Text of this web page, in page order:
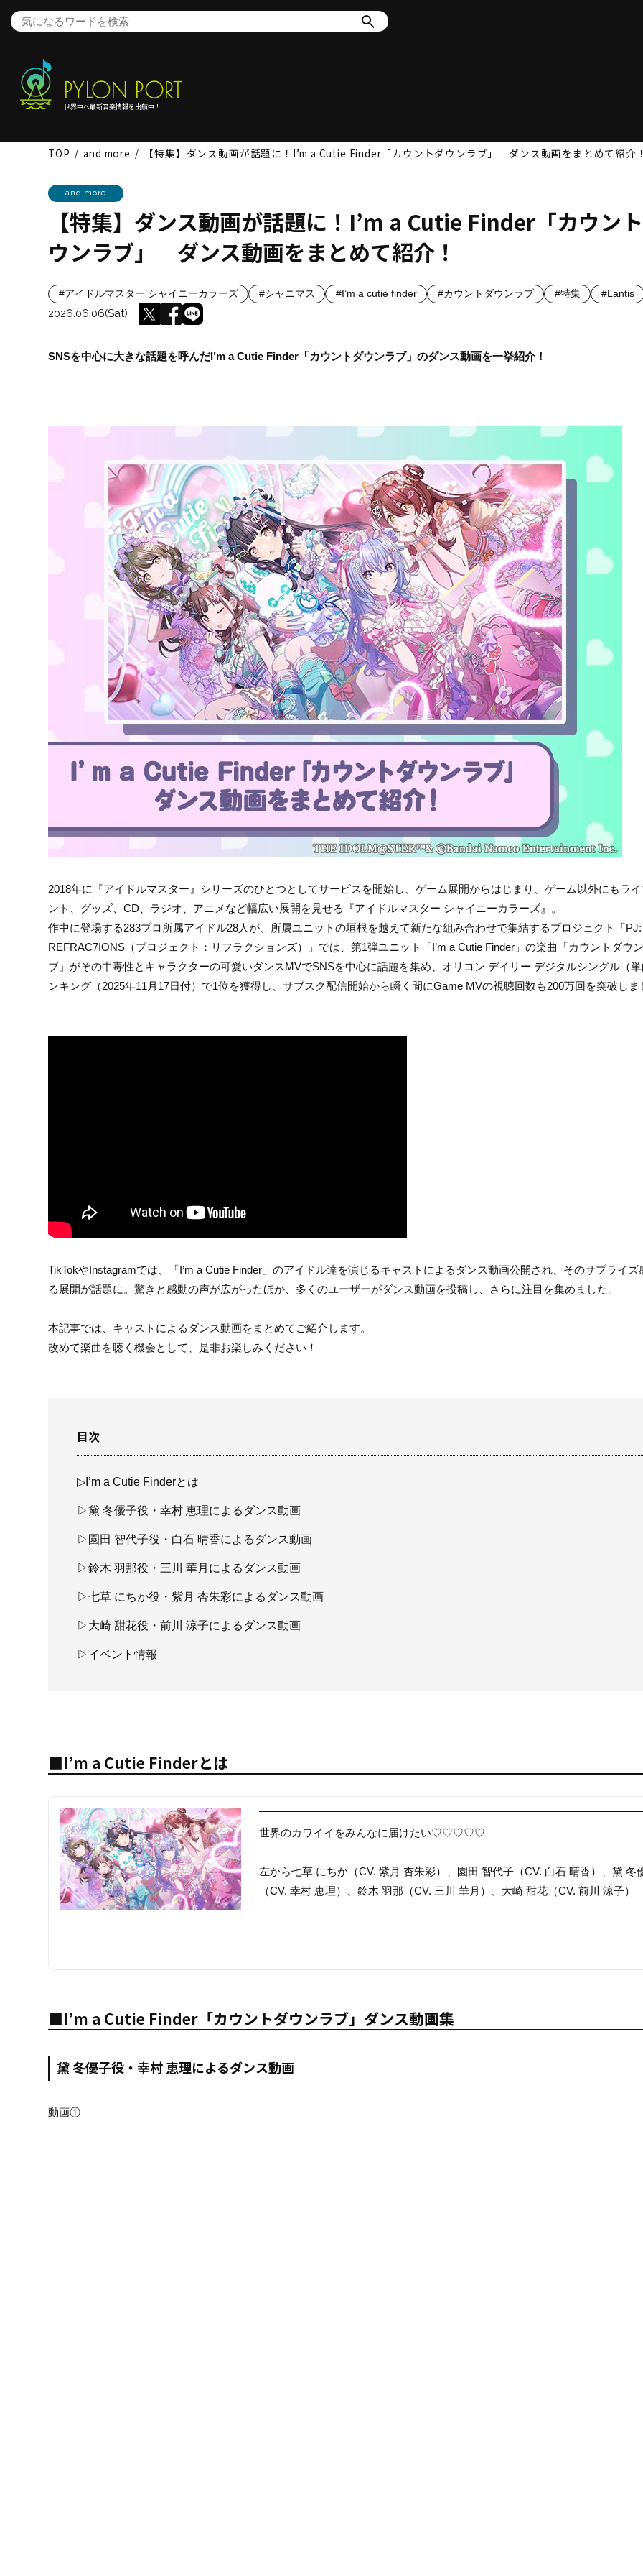
世界中へ最新音楽情報を出航中！
TOP and more 【特集】ダンス動画が話題に！I’m a Cutie Finder「カウントダウンラブ」 ダンス動画をまとめて紹介
and more
【特集】ダンス動画が話題に！I’m a Cutie Finder「カウン
ウンラブ」 ダンス動画をまとめて紹介！
#アイドルマスター シャイニーカラーズ #シャニマス #I’m a cutie finder #カウントダウンラブ #特集 #Lantis
2026.06.06(Sat)
SNSを中心に大きな話題を呼んだI’m a Cutie Finder「カウントダウンラブ」のダンス動画を一挙紹介！
2018年に『アイドルマスター』シリーズのひとつとしてサービスを開始し、ゲーム展開からはじまり、ゲーム以外にもラ
ント、グッズ、CD、ラジオ、アニメなど幅広い展開を見せる『アイドルマスター シャイニーカラーズ』。
作中に登場する283プロ所属アイドル28人が、所属ユニットの垣根を越えて新たな組み合わせで集結するプロジェクト「PJ:
REFRAC7IONS（プロジェクト：リフラクションズ）」では、第1弾ユニット「I’m a Cutie Finder」の楽曲「カウントダウ
ブ」がその中毒性とキャラクターの可愛いダンスMVでSNSを中心に話題を集め、オリコン デイリー デジタルシングル（
ンキング（2025年11月17日付）で1位を獲得し、サブスク配信開始から瞬く間にGame MVの視聴回数も200万回を突破しま
TikTokやInstagramでは、「I’m a Cutie Finder」のアイドル達を演じるキャストによるダンス動画公開され、そのサプライズ
る展開が話題に。驚きと感動の声が広がったほか、多くのユーザーがダンス動画を投稿し、さらに注目を集めました。
本記事では、キャストによるダンス動画をまとめてご紹介します。
改めて楽曲を聴く機会として、是非お楽しみください！
目次
▷I’m a Cutie Finderとは
▷黛 冬優子役・幸村 恵理によるダンス動画
▷園田 智代子役・白石 晴香によるダンス動画
▷鈴木 羽那役・三川 華月によるダンス動画
▷七草 にちか役・紫月 杏朱彩によるダンス動画
▷大崎 甜花役・前川 涼子によるダンス動画
▷イベント情報
■I’m a Cutie Finderとは
世界のカワイイをみんなに届けたい♡♡♡♡♡
左から七草 にちか（CV. 紫月 杏朱彩）、園田 智代子（CV. 白石 晴香）、黛 冬
（CV. 幸村 恵理）、鈴木 羽那（CV. 三川 華月）、大崎 甜花（CV. 前川 涼子）
■I’m a Cutie Finder「カウントダウンラブ」ダンス動画集
黛 冬優子役・幸村 恵理によるダンス動画
動画①